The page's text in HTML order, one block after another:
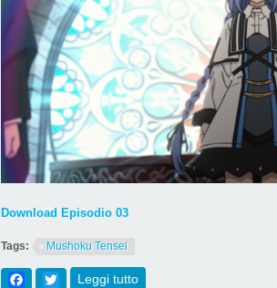
Download Episodio 03
Tags: Mushoku Tensei
Facebook
Twitter
Leggi tutto